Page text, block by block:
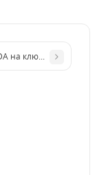
(под цилиндр)
на ключевое